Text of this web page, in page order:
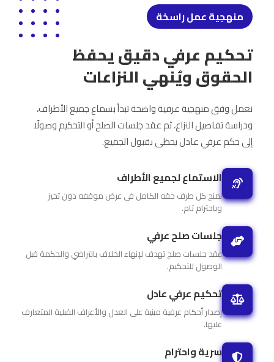
منهجية عمل راسخة
تحكيم عرفي دقيق يحفظ
الحقوق ويُنهي النزاعات
نعمل وفق منهجية عرفية واضحة تبدأ بسماع جميع الأطراف،
ودراسة تفاصيل النزاع، ثم عقد جلسات الصلح أو التحكيم وصولًا
إلى حكم عرفي عادل يحظى بقبول الجميع.
الاستماع لجميع الأطراف
نمنح كل طرف حقه الكامل في عرض موقفه دون تحيز
وباحترام تام.
جلسات صلح عرفي
عقد جلسات صلح تهدف لإنهاء الخلاف بالتراضي والحكمة قبل
الوصول للتحكيم.
تحكيم عرفي عادل
إصدار أحكام عرفية مبنية على العدل والأعراف القبلية المتعارف
عليها.
سرية واحترام